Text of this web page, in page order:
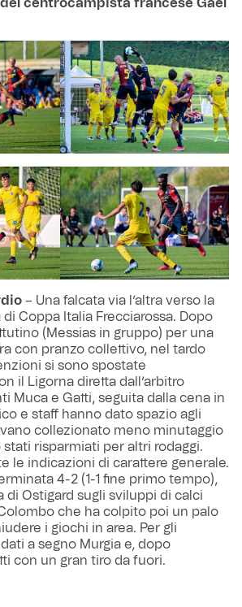
centrocampista francese Gael
– Una falcata via l’altra verso la
Coppa Italia Frecciarossa. Dopo
(Messias in gruppo) per una
con pranzo collettivo, nel tardo
si sono spostate
il Ligorna diretta dall’arbitro
Muca e Gatti, seguita dalla cena in
e staff hanno dato spazio agli
collezionato meno minutaggio
stati risparmiati per altri rodaggi.
le indicazioni di carattere generale.
4-2 (1-1 fine primo tempo),
di Ostigard sugli sviluppi di calci
che ha colpito poi un palo
i giochi in area. Per gli
a segno Murgia e, dopo
con un gran tiro da fuori.